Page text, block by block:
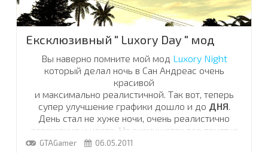
Ексклюзивный " Luxory Day " мод
Вы наверно помните мой мод Luxory Night
который делал ночь в Сан Андреас очень
красивой
и максимально реалистичной. Так вот, теперь
супер улучшение графики дошло и до ДНЯ.
День стал не хуже ночи, очень реалистично
освещение и цвета. На скриншотах все понятно
=)
GTAGamer 06.05.2011